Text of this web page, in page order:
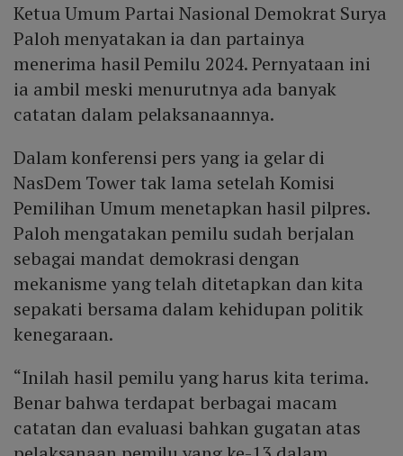
Ketua Umum Partai Nasional Demokrat Surya
Paloh menyatakan ia dan partainya
menerima hasil Pemilu 2024. Pernyataan ini
ia ambil meski menurutnya ada banyak
catatan dalam pelaksanaannya.
Dalam konferensi pers yang ia gelar di
NasDem Tower tak lama setelah Komisi
Pemilihan Umum menetapkan hasil pilpres.
Paloh mengatakan pemilu sudah berjalan
sebagai mandat demokrasi dengan
mekanisme yang telah ditetapkan dan kita
sepakati bersama dalam kehidupan politik
kenegaraan.
“Inilah hasil pemilu yang harus kita terima.
Benar bahwa terdapat berbagai macam
catatan dan evaluasi bahkan gugatan atas